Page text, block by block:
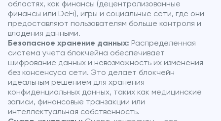
областях, как финансы (децентрализованные
финансы или DeFi), игры и социальные сети, где они
предоставляют пользователям больше контроля и
владения данными.
Безопасное хранение данных: Распределенная
система учета блокчейна обеспечивает
шифрование данных и невозможность их изменения
без консенсуса сети. Это делает блокчейн
идеальным решением для хранения
конфиденциальных данных, таких как медицинские
записи, финансовые транзакции или
интеллектуальная собственность.